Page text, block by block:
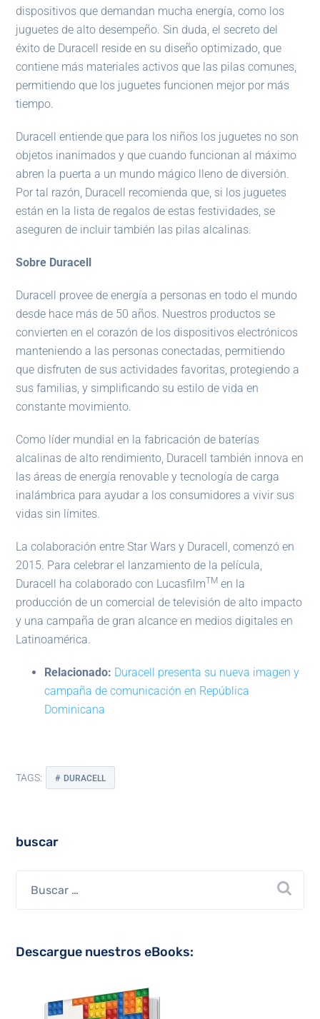
dispositivos que demandan mucha energía, como los
juguetes de alto desempeño. Sin duda, el secreto del
éxito de Duracell reside en su diseño optimizado, que
contiene más materiales activos que las pilas comunes,
permitiendo que los juguetes funcionen mejor por más
tiempo.
Duracell entiende que para los niños los juguetes no son
objetos inanimados y que cuando funcionan al máximo
abren la puerta a un mundo mágico lleno de diversión.
Por tal razón, Duracell recomienda que, si los juguetes
están en la lista de regalos de estas festividades, se
aseguren de incluir también las pilas alcalinas.
Sobre Duracell
Duracell provee de energía a personas en todo el mundo
desde hace más de 50 años. Nuestros productos se
convierten en el corazón de los dispositivos electrónicos
manteniendo a las personas conectadas, permitiendo
que disfruten de sus actividades favoritas, protegiendo a
sus familias, y simplificando su estilo de vida en
constante movimiento.
Como líder mundial en la fabricación de baterías
alcalinas de alto rendimiento, Duracell también innova en
las áreas de energía renovable y tecnología de carga
inalámbrica para ayudar a los consumidores a vivir sus
vidas sin límites.
La colaboración entre Star Wars y Duracell, comenzó en
2015. Para celebrar el lanzamiento de la película,
Duracell ha colaborado con LucasfilmTM en la
producción de un comercial de televisión de alto impacto
y una campaña de gran alcance en medios digitales en
Latinoamérica.
Relacionado: Duracell presenta su nueva imagen y
campaña de comunicación en República
Dominicana
TAGS: DURACELL
buscar
Descargue nuestros eBooks: